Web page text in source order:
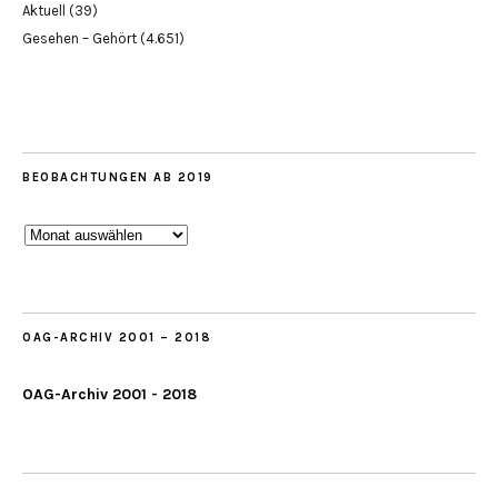
Aktuell (39)
Gesehen – Gehört (4.651)
BEOBACHTUNGEN AB 2019
Beobachtungen
OAG-ARCHIV 2001 – 2018
OAG-Archiv 2001 - 2018